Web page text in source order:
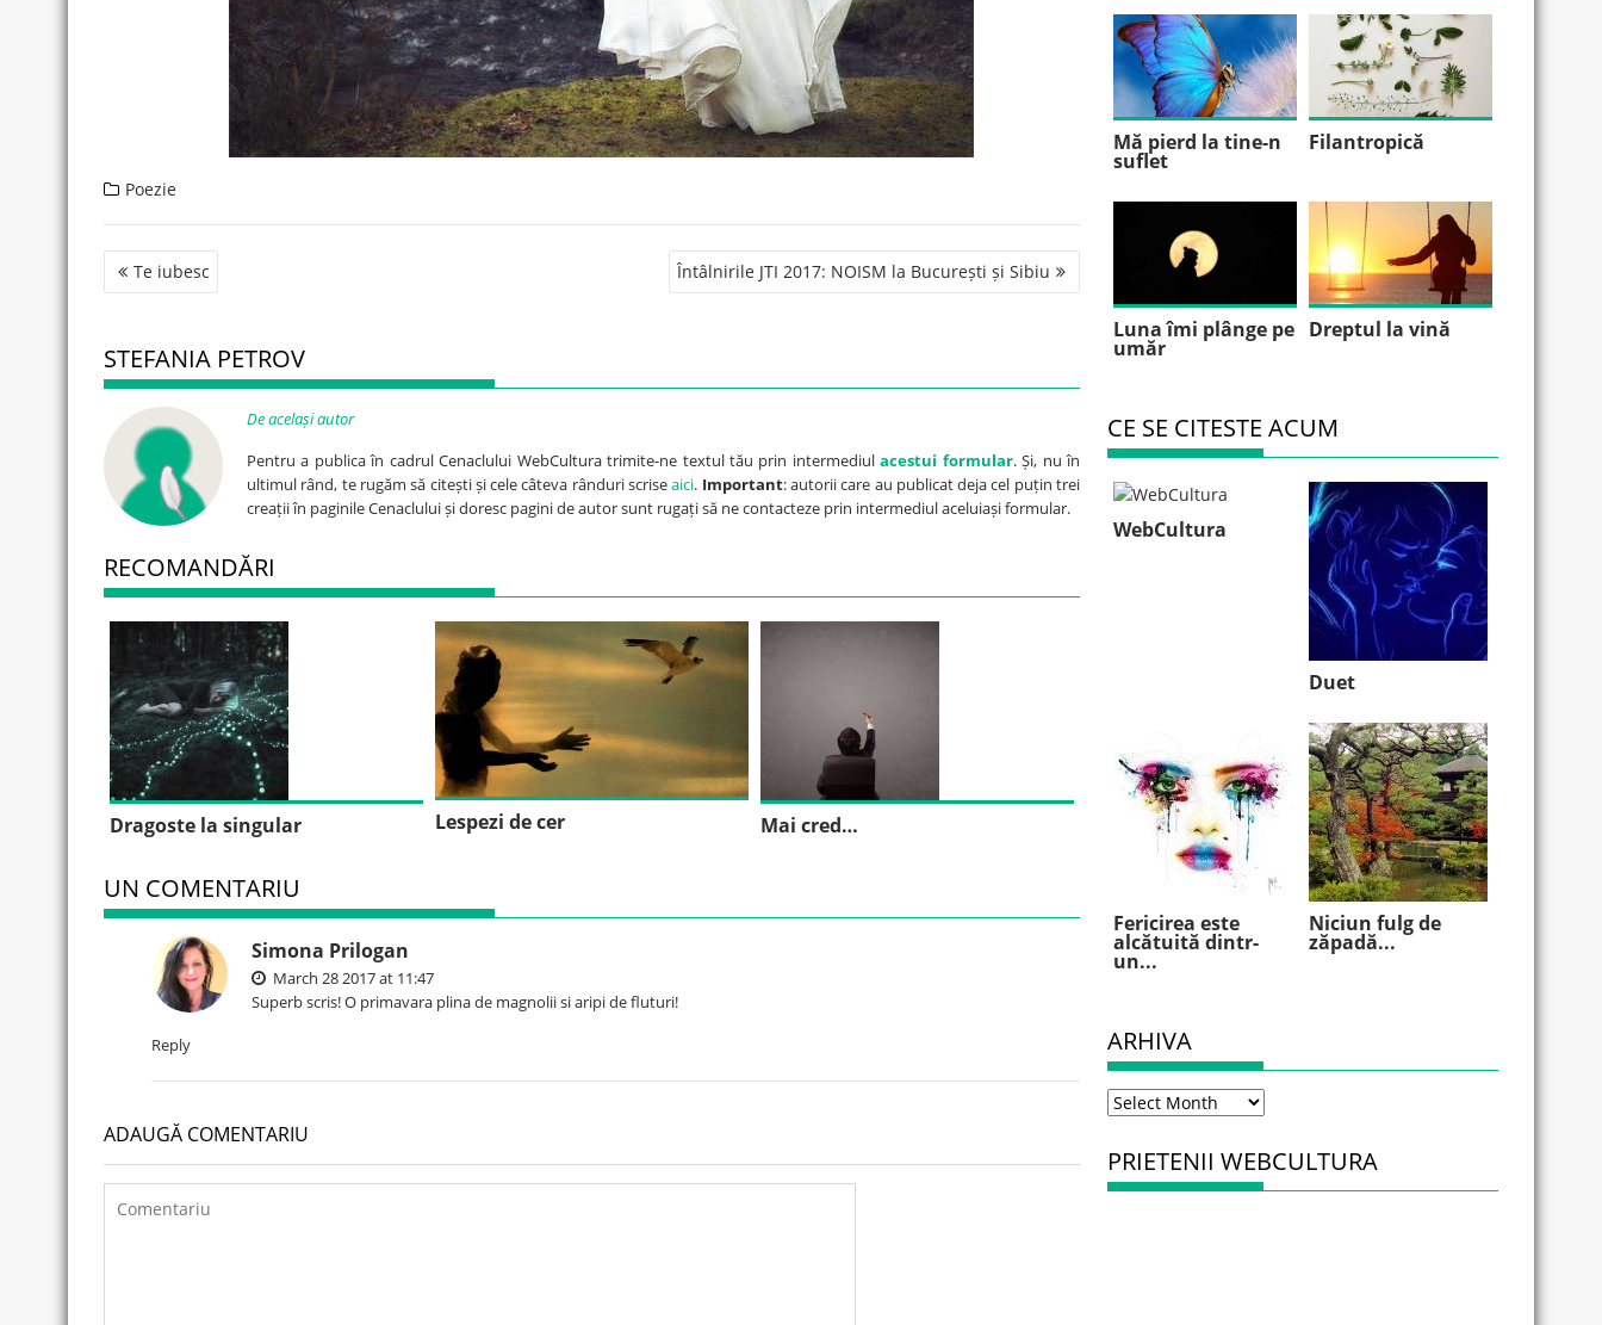
Poezie
Post
navigation
Te iubesc Întâlnirile JTI 2017: NOISM la București și Sibiu
STEFANIA PETROV
De același autor
Pentru a publica în cadrul Cenaclului WebCultura trimite-ne textul tău prin intermediulacestui formular. Și, nu în
ultimul rând, te rugăm să citești și cele câteva rânduri scriseaici. Important: autorii care au publicat deja cel puțin trei
creații în paginile Cenaclului și doresc pagini de autor sunt rugați să ne contacteze prin intermediul aceluiași formular.
RECOMANDĂRI
Dragoste la singular Lespezi de cer Mai cred…
UN COMENTARIU
Simona Prilogan
March 28 2017 at 11:47
Superb scris! O primavara plina de magnolii si aripi de fluturi!
Reply
ADAUGĂ COMENTARIU
Mă pierd la tine-n
suflet
Filantropică
Luna îmi plânge pe
umăr
Dreptul la vină
CE SE CITESTE ACUM
WebCultura
Duet
Fericirea este
alcătuită dintr-
un...
Niciun fulg de
zăpadă...
ARHIVA
Arhiva
PRIETENII WEBCULTURA